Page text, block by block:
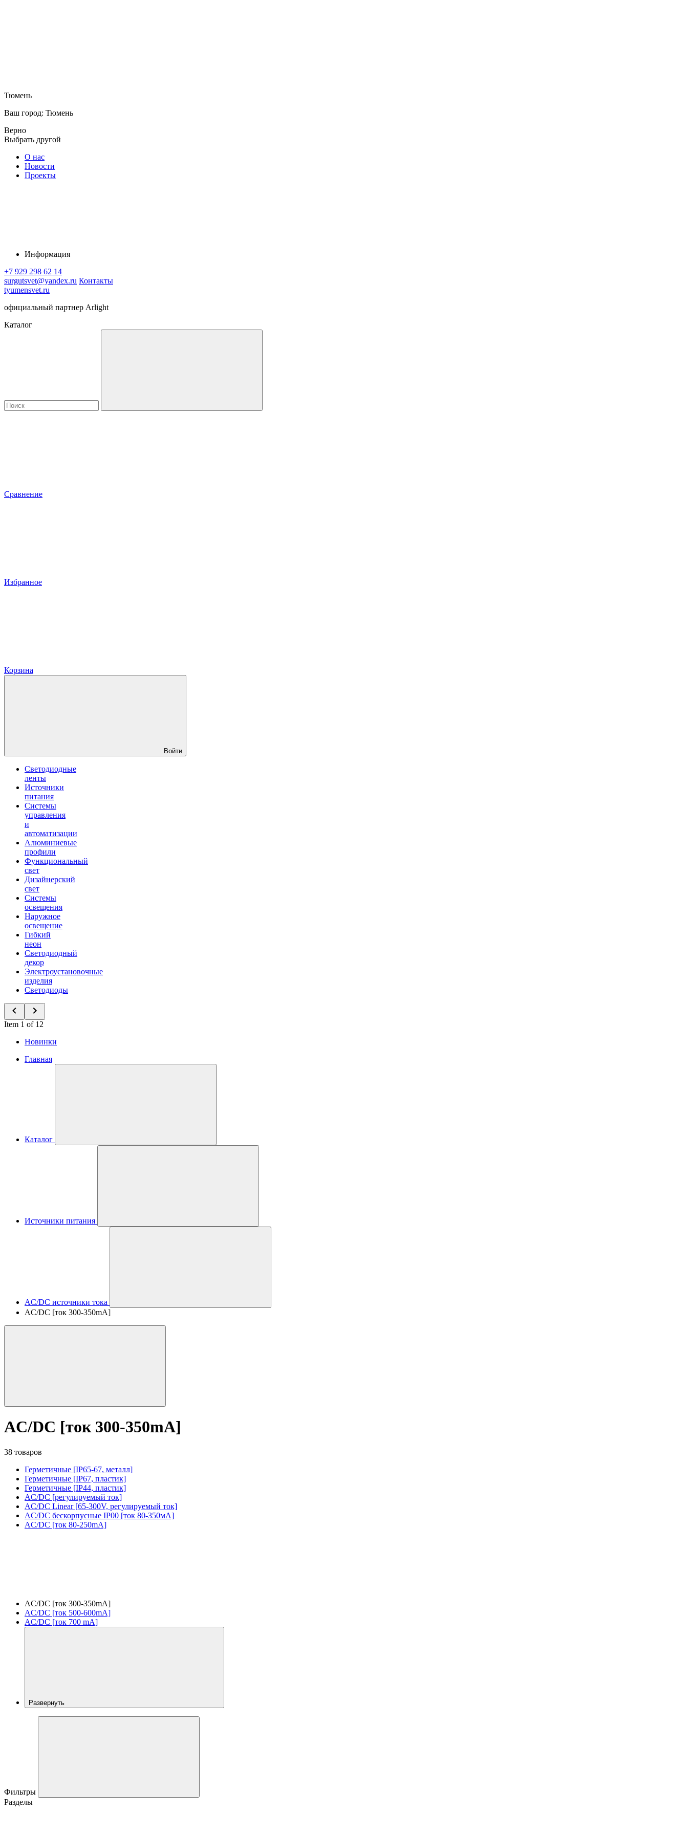
Тюмень
Ваш город: Тюмень
Верно
Выбрать другой
О нас
Новости
Проекты
Информация
+7 929 298 62 14
surgutsvet@yandex.ru Контакты
tyumensvet.ru
официальный партнер Arlight
Каталог
Сравнение
Избранное
Корзина
Войти
Светодиодные
ленты
Источники
питания
Системы
управления
и
автоматизации
Алюминиевые
профили
Функциональный
свет
Дизайнерский
свет
Системы
освещения
Наружное
освещение
Гибкий
неон
Светодиодный
декор
Электроустановочные
изделия
Светодиоды
Item 1 of 12
Новинки
Главная
Каталог
Источники питания
AC/DC источники тока
AC/DC [ток 300-350mA]
AC/DC [ток 300-350mA]
38 товаров
Герметичные [IP65-67, металл]
Герметичные [IP67, пластик]
Герметичные [IP44, пластик]
AC/DC [регулируемый ток]
AC/DC Linear [65-300V, регулируемый ток]
AC/DC бескорпусные IP00 [ток 80-350мА]
AC/DC [ток 80-250mA]
AC/DC [ток 300-350mA]
AC/DC [ток 500-600mA]
AC/DC [ток 700 mA]
Развернуть
Фильтры
Разделы